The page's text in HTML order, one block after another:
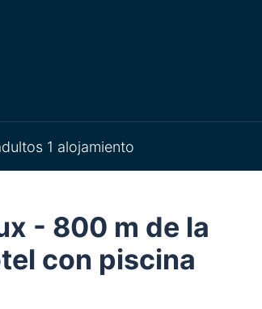
1 alojamiento
- 800 m de la
con piscina